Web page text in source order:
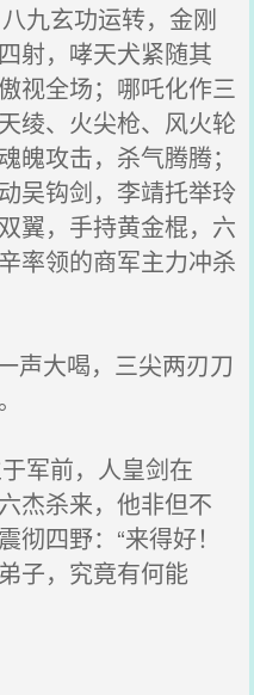
九玄功运转，金刚
射，哮天犬紧随其
视全场；哪吒化作三
绫、火尖枪、风火轮
魄攻击，杀气腾腾；
吴钩剑，李靖托举玲
翼，手持黄金棍，六
率领的商军主力冲杀
声大喝，三尖两刃刀
军前，人皇剑在
杰杀来，他非但不
四野：“来得好！
子，究竟有何能